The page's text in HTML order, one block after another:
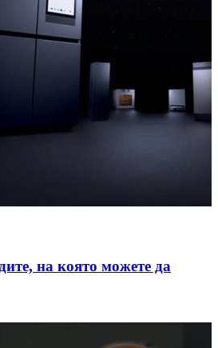
на която можете да